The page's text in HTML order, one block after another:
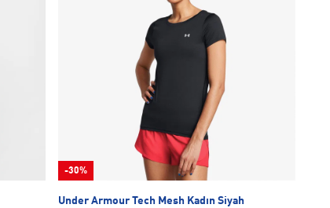
-30%
Under Armour Tech Mesh Kadın Siyah